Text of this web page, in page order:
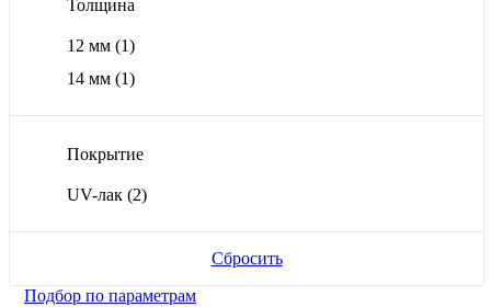
Толщина
12 мм (1)
14 мм (1)
Покрытие
UV-лак (2)
Сбросить
Подбор по параметрам